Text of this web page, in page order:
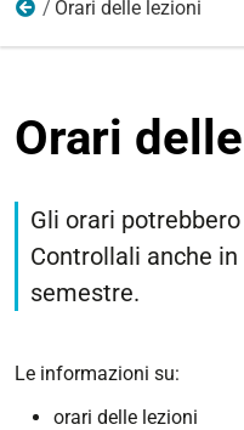
Didattica
Orari delle lezioni
Orari
Gli orari
Controllali anche
semestre.
Le informazioni su:
orari delle lezioni